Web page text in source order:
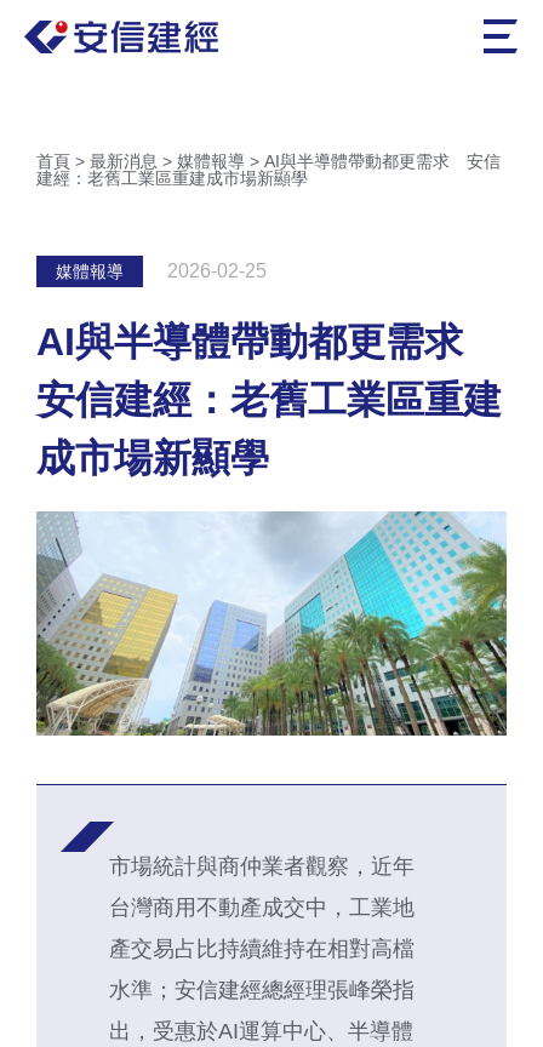
首頁 > 最新消息 > 媒體報導 > AI與半導體帶動都更需求 安信
建經：老舊工業區重建成市場新顯學
媒體報導 2026-02-25
AI與半導體帶動都更需求
安信建經：老舊工業區重建
成市場新顯學
市場統計與商仲業者觀察，近年
台灣商用不動產成交中，工業地
產交易占比持續維持在相對高檔
水準；安信建經總經理張峰榮指
出，受惠於AI運算中心、半導體